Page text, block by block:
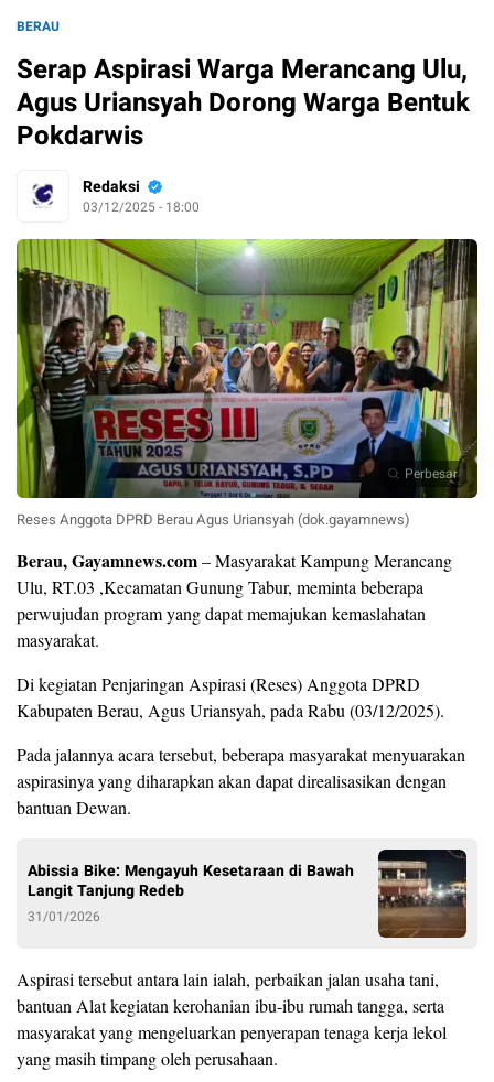
BERAU
Serap Aspirasi Warga Merancang Ulu,
Agus Uriansyah Dorong Warga Bentuk
Pokdarwis
Redaksi
03/12/2025 - 18:00
Perbesar
Reses Anggota DPRD Berau Agus Uriansyah (dok.gayamnews)
Berau, Gayamnews.com– Masyarakat Kampung Merancang
Ulu, RT.03 ,Kecamatan Gunung Tabur, meminta beberapa
perwujudan program yang dapat memajukan kemaslahatan
masyarakat.
Di kegiatan Penjaringan Aspirasi (Reses) Anggota DPRD
Kabupaten Berau, Agus Uriansyah, pada Rabu (03/12/2025).
Pada jalannya acara tersebut, beberapa masyarakat menyuarakan
aspirasinya yang diharapkan akan dapat direalisasikan dengan
bantuan Dewan.
Abissia Bike: Mengayuh Kesetaraan di Bawah
Langit Tanjung Redeb
31/01/2026
Aspirasi tersebut antara lain ialah, perbaikan jalan usaha tani,
bantuan Alat kegiatan kerohanian ibu-ibu rumah tangga, serta
masyarakat yang mengeluarkan penyerapan tenaga kerja lekol
yang masih timpang oleh perusahaan.